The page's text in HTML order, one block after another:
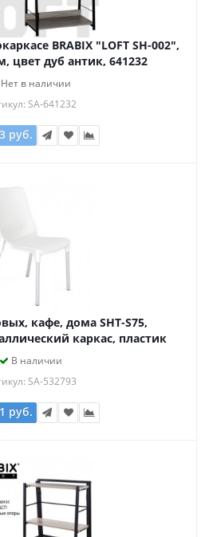
BRABIX "LOFT SH-002",
цвет дуб антик, 641232
Нет в наличии
SA-641232
руб.
кафе, дома SHT-S75,
каркас, пластик
белый
В наличии
SA-532793
руб.